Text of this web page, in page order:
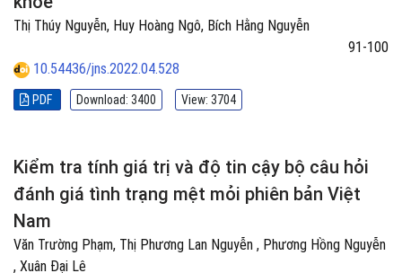
Thị Thúy Nguyễn, Huy Hoàng Ngô, Bích Hằng Nguyễn
91-100
10.54436/jns.2022.04.528
PDF Download: 3400 View: 3704
Kiểm tra tính giá trị và độ tin cậy bộ câu hỏi
đánh giá tình trạng mệt mỏi phiên bản Việt
Nam
Văn Trường Phạm, Thị Phương Lan Nguyễn , Phương Hồng Nguyễn
, Xuân Đại Lê